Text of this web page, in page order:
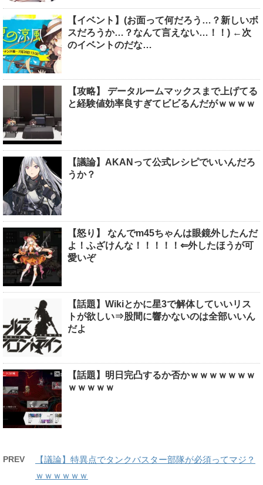
【イベント】(お面って何だろう…？新しいボ
スだろうか…？なんて言えない…！！) ←次
のイベントのだな…
【攻略】 データルームマックスまで上げてる
と経験値効率良すぎてビビるんだがｗｗｗｗ
【議論】AKANって公式レシピでいいんだろ
うか？
【怒り】 なんでm45ちゃんは眼鏡外したんだ
よ！ふざけんな！！！！！⇐外したほうが可
愛いぞ
【話題】Wikiとかに星3で解体していいリス
トが欲しい⇒股間に響かないのは全部いいん
だよ
【話題】明日完凸するか否かｗｗｗｗｗｗｗ
ｗｗｗｗｗ
PREV
【議論】特異点でタンクバスター部隊が必須ってマジ？
ｗｗｗｗｗｗ